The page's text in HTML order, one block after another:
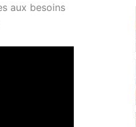
aux besoins